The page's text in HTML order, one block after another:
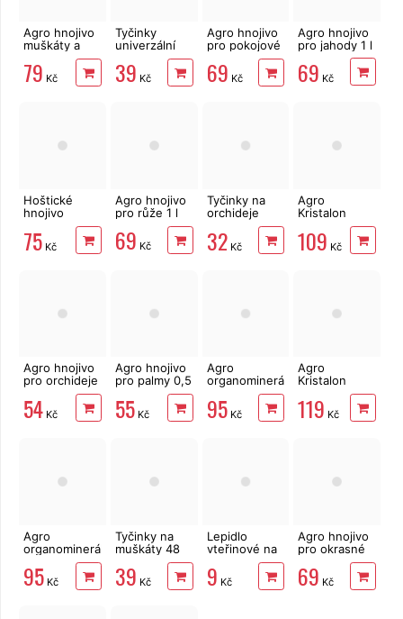
Agro hnojivo
muškáty a
balkónové
květiny 1 l
79 Kč
Tyčinky
univerzální
39 Kč
Agro hnojivo
pro pokojové
rostliny 1 l
69 Kč
Agro hnojivo
pro jahody 1 l
69 Kč
Hoštické
hnojivo
Papriky s
guánem
75 Kč
Agro hnojivo
pro růže 1 l
69 Kč
Tyčinky na
orchideje
CLASIC 20ks
32 Kč
Agro
Kristalon
hnojivo plod
a květ 0,5 kg
109 Kč
Agro hnojivo
pro orchideje
54 Kč
Agro hnojivo
pro palmy 0,5
55Kč
Agro
organominerální
rajčata a
papriky 1kg
95Kč
Agro
Kristalon
GOLD 0,5 kg
119 Kč
Agro
organominerální
borůvky a
brusinky 1kg
95 Kč
Tyčinky na
muškáty 48
39 Kč
Lepidlo
vteřinové na
kov, plast,
gumu i dřevo
9 Kč
Agro hnojivo
pro okrasné
dřeviny 1 l
69 Kč